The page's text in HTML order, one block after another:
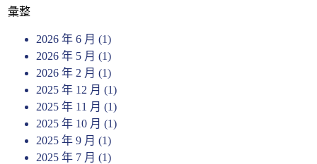
彙整
2026 年 6 月 (1)
2026 年 5 月 (1)
2026 年 2 月 (1)
2025 年 12 月 (1)
2025 年 11 月 (1)
2025 年 10 月 (1)
2025 年 9 月 (1)
2025 年 7 月 (1)